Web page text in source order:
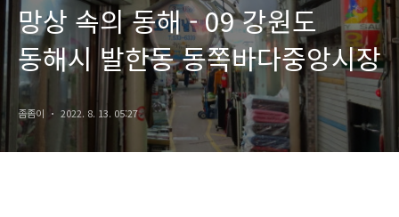
망상 속의 동해 - 09 강원도
동해시 발한동 동쪽바다중앙시장
좀좀이 2022. 8. 13. 05:27